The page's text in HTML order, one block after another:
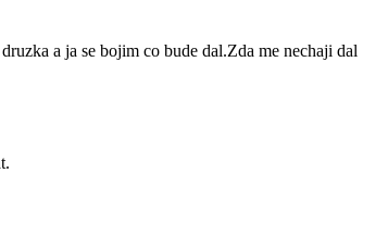
a ja se bojim co bude dal.Zda me nechaji dal